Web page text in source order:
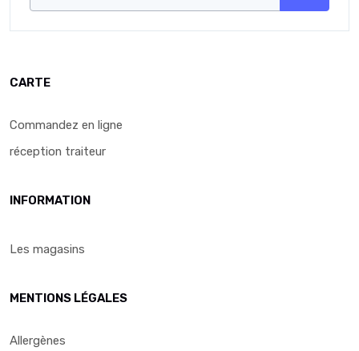
CARTE
Commandez en ligne
réception traiteur
INFORMATION
Les magasins
MENTIONS LÉGALES
Allergènes